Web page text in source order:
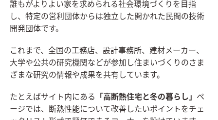
誰もがよりよい家を求められる社会環境づくりを目指
し、特定の営利団体からは独立した開かれた民間の技術
開発団体です。
これまで、全国の工務店、設計事務所、建材メーカー、
大学や公共の研究機関などが参加し住まいづくりのさま
ざまな研究の情報や成果を共有しています。
たとえばサイト内にある 「高断熱住宅と冬の暮らし」 ペ
ージでは、断熱性能について改善したいポイントをチェ